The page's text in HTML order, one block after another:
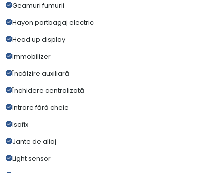
Geamuri fumurii
Hayon portbagaj electric
Head up display
Immobilizer
Încălzire auxiliară
Închidere centralizată
Intrare fără cheie
Isofix
Jante de aliaj
Light sensor